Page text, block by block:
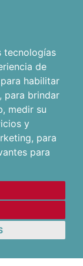
tecnologías
de
para habilitar
, para brindar
, medir su
y
, para
para